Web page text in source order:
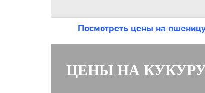
Посмотреть цены на пшеницу
ЦЕНЫ НА